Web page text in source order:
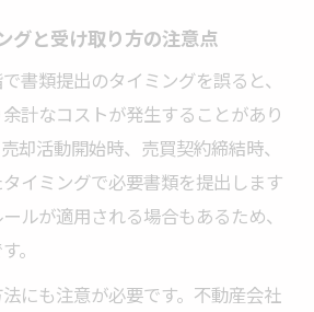
グと受け取り方の注意点
書類提出のタイミングを誤ると、
計なコストが発生することがあり
却活動開始時、売買契約締結時、
イミングで必要書類を提出します
ルが適用される場合もあるため、
。
にも注意が必要です。不動産会社